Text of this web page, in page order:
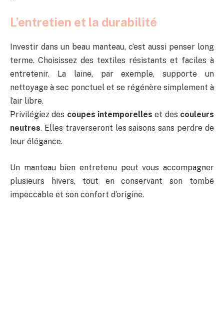
L’entretien et la durabilité
Investir dans un beau manteau, c’est aussi penser long
terme. Choisissez des textiles résistants et faciles à
entretenir. La laine, par exemple, supporte un
nettoyage à sec ponctuel et se régénère simplement à
l’air libre.
Privilégiez des coupes intemporelles et des couleurs
neutres. Elles traverseront les saisons sans perdre de
leur élégance.
Un manteau bien entretenu peut vous accompagner
plusieurs hivers, tout en conservant son tombé
impeccable et son confort d’origine.